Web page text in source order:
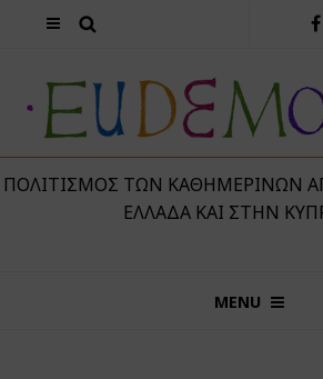
ΤΩΝ ΚΑΘΗΜΕΡΙΝΏΝ
ΕΛΛΆΔΑ ΚΑΙ ΣΤΗΝ
MENU